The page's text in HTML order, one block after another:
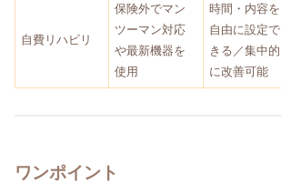
自費リハビリ
保険外でマン
ツーマン対応
や最新機器を
使用
時間・内容を
自由に設定で
きる／集中的
に改善可能
ワンポイント